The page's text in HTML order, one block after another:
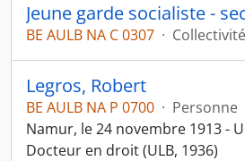
Jeune garde socialiste -
BE AULB NA C 0307 · Collectivité
Legros, Robert
BE AULB NA P 0700 · Personne
Namur, le 24 novembre 1913 -
Docteur en droit (ULB, 1936)